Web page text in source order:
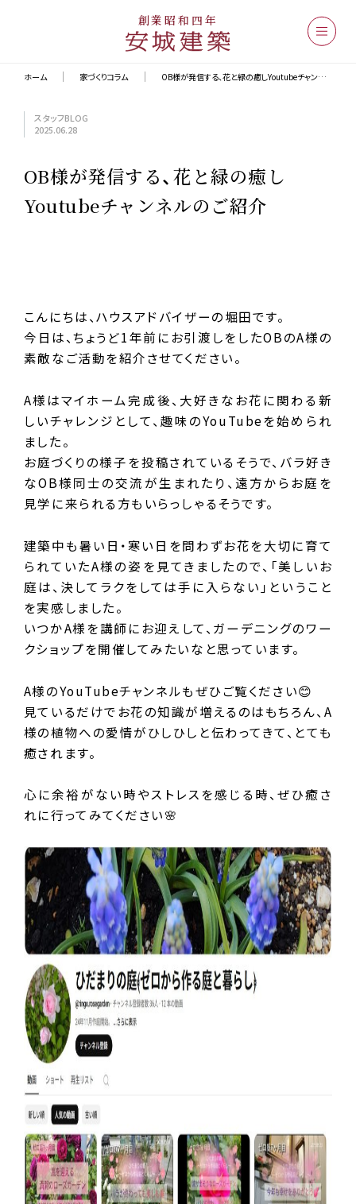
創業昭和四年
ホーム 家づくりコラム OB様が発信する、花と緑の癒しYoutubeチャンネルのご紹介
スタッフBLOG
2025.06.28
OB様が発信する、花と緑の癒し
Youtubeチャンネルのご紹介
こんにちは、ハウスアドバイザーの堀田です。
今日は、ちょうど1年前にお引渡しをしたOBのA様の
素敵なご活動を紹介させてください。
A様はマイホーム完成後、大好きなお花に関わる新
しいチャレンジとして、趣味のYouTubeを始められ
ました。
お庭づくりの様子を投稿されているそうで、バラ好き
なOB様同士の交流が生まれたり、遠方からお庭を
見学に来られる方もいらっしゃるそうです。
建築中も暑い日・寒い日を問わずお花を大切に育て
られていたA様の姿を見てきましたので、「美しいお
庭は、決してラクをしては手に入らない」ということ
を実感しました。
いつかA様を講師にお迎えして、ガーデニングのワー
クショップを開催してみたいなと思っています。
A様のYouTubeチャンネルもぜひご覧ください😊
見ているだけでお花の知識が増えるのはもちろん、A
様の植物への愛情がひしひしと伝わってきて、とても
癒されます。
心に余裕がない時やストレスを感じる時、ぜひ癒さ
れに行ってみてください🌸